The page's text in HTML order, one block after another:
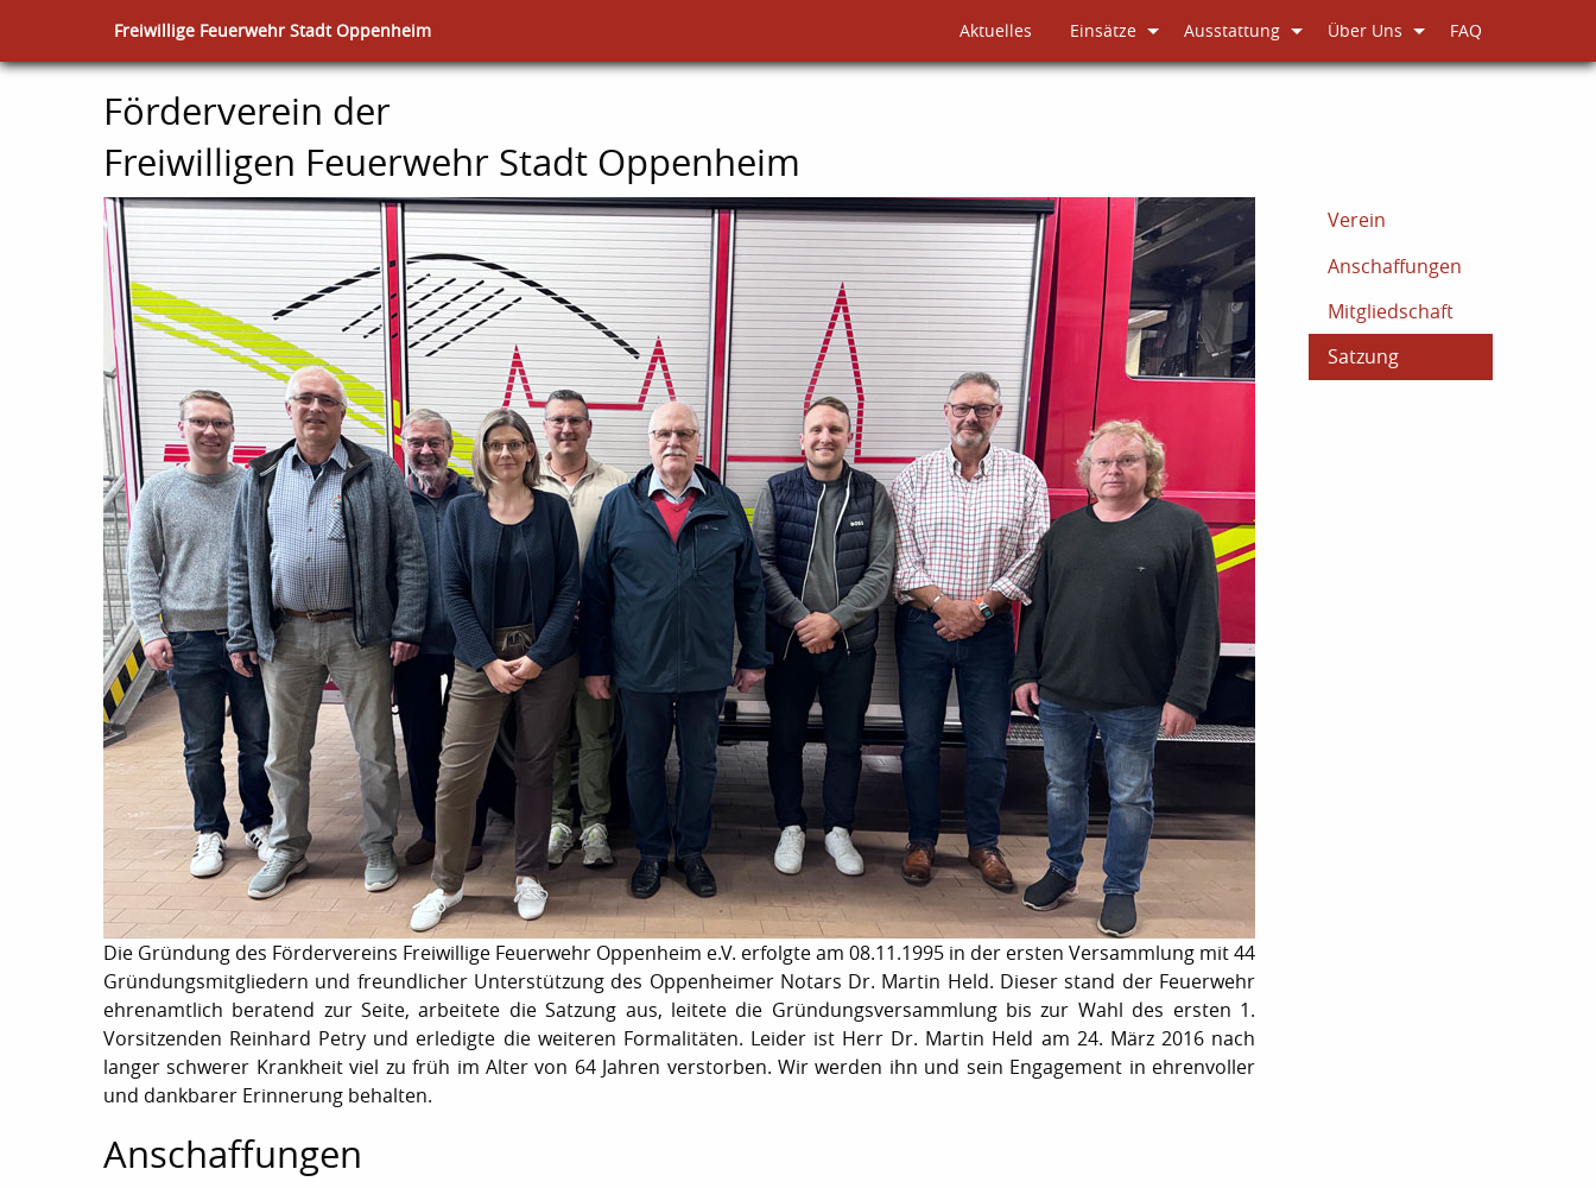
Freiwillige Feuerwehr Stadt Oppenheim Aktuelles Einsätze Ausstattung Über Uns FAQ
Förderverein der
Freiwilligen Feuerwehr Stadt Oppenheim
Die Gründung des Fördervereins Freiwillige Feuerwehr Oppenheim e.V. erfolgte am 08.11.1995 in der ersten Versammlung mit 44
Gründungsmitgliedern und freundlicher Unterstützung des Oppenheimer Notars Dr. Martin Held. Dieser stand der Feuerwehr
ehrenamtlich beratend zur Seite, arbeitete die Satzung aus, leitete die Gründungsversammlung bis zur Wahl des ersten 1.
Vorsitzenden Reinhard Petry und erledigte die weiteren Formalitäten. Leider ist Herr Dr. Martin Held am 24. März 2016 nach
langer schwerer Krankheit viel zu früh im Alter von 64 Jahren verstorben. Wir werden ihn und sein Engagement in ehrenvoller
und dankbarer Erinnerung behalten.
Anschaffungen
Verein
Anschaffungen
Mitgliedschaft
Satzung